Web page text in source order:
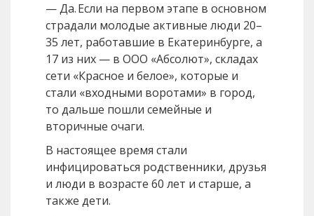
— Да. Если на первом этапе в основном
страдали молодые активные люди 20–
35 лет, работавшие в Екатеринбурге, а
17 из них — в ООО «Абсолют», складах
сети «Красное и белое», которые и
стали «входными воротами» в город,
то дальше пошли семейные и
вторичные очаги.
В настоящее время стали
инфицироваться родственники, друзья
и люди в возрасте 60 лет и старше, а
также дети.